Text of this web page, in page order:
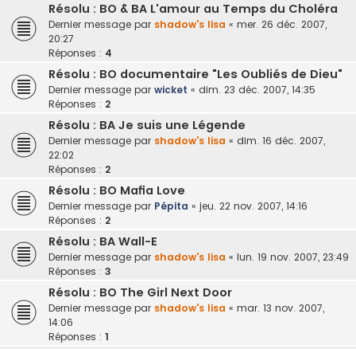
Résolu : BO & BA L'amour au Temps du Choléra
Dernier message par shadow's lisa « mer. 26 déc. 2007,
20:27
Réponses : 4
Résolu : BO documentaire "Les Oubliés de Dieu"
Dernier message par wicket « dim. 23 déc. 2007, 14:35
Réponses : 2
Résolu : BA Je suis une Légende
Dernier message par shadow's lisa « dim. 16 déc. 2007,
22:02
Réponses : 2
Résolu : BO Mafia Love
Dernier message par Pépita « jeu. 22 nov. 2007, 14:16
Réponses : 2
Résolu : BA Wall-E
Dernier message par shadow's lisa « lun. 19 nov. 2007, 23:49
Réponses : 3
Résolu : BO The Girl Next Door
Dernier message par shadow's lisa « mar. 13 nov. 2007,
14:06
Réponses : 1